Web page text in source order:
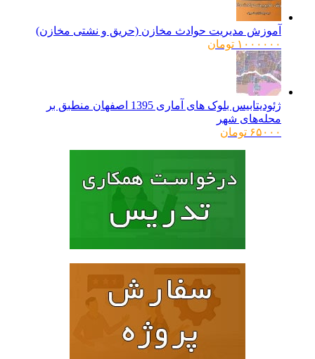
آموزش مدیریت حوادث مخازن (حریق و نشتی مخازن)
۱۰۰۰۰۰۰ تومان
ژئودیتابیس بلوک های آماری 1395 اصفهان منطبق بر
محله‌های شهر
۶۵۰۰۰ تومان